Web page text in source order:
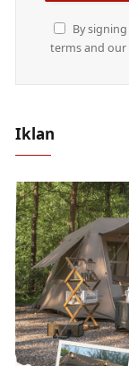
By
terms and our
Iklan